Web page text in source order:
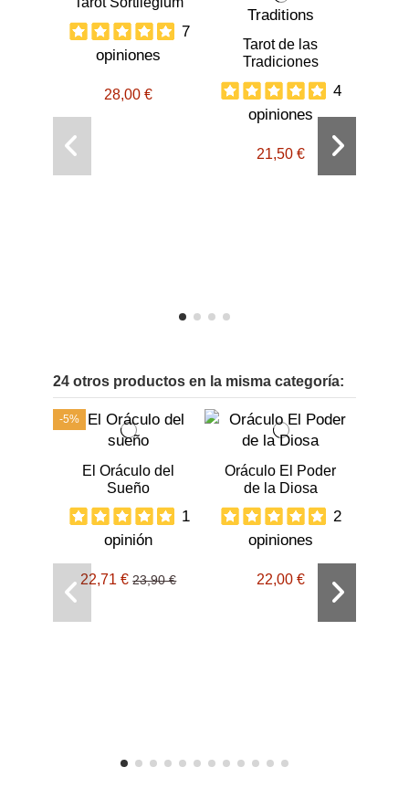
7
opiniones
28,00 €
Tarot de las
Tradiciones
4
opiniones
21,50 €
24 otros productos en la misma categoría:
-5%
El Oráculo del
Sueño
1
opinión
22,71 €23,90 €
Oráculo El Poder
de la Diosa
2
opiniones
22,00 €